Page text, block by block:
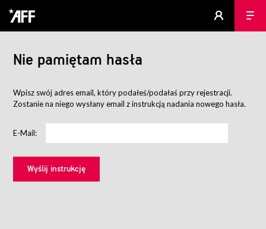
Nie pamiętam hasła
Wpisz swój adres email, który podałeś/podałaś przy rejestracji.
Zostanie na niego wysłany email z instrukcją nadania nowego hasła.
E-Mail: